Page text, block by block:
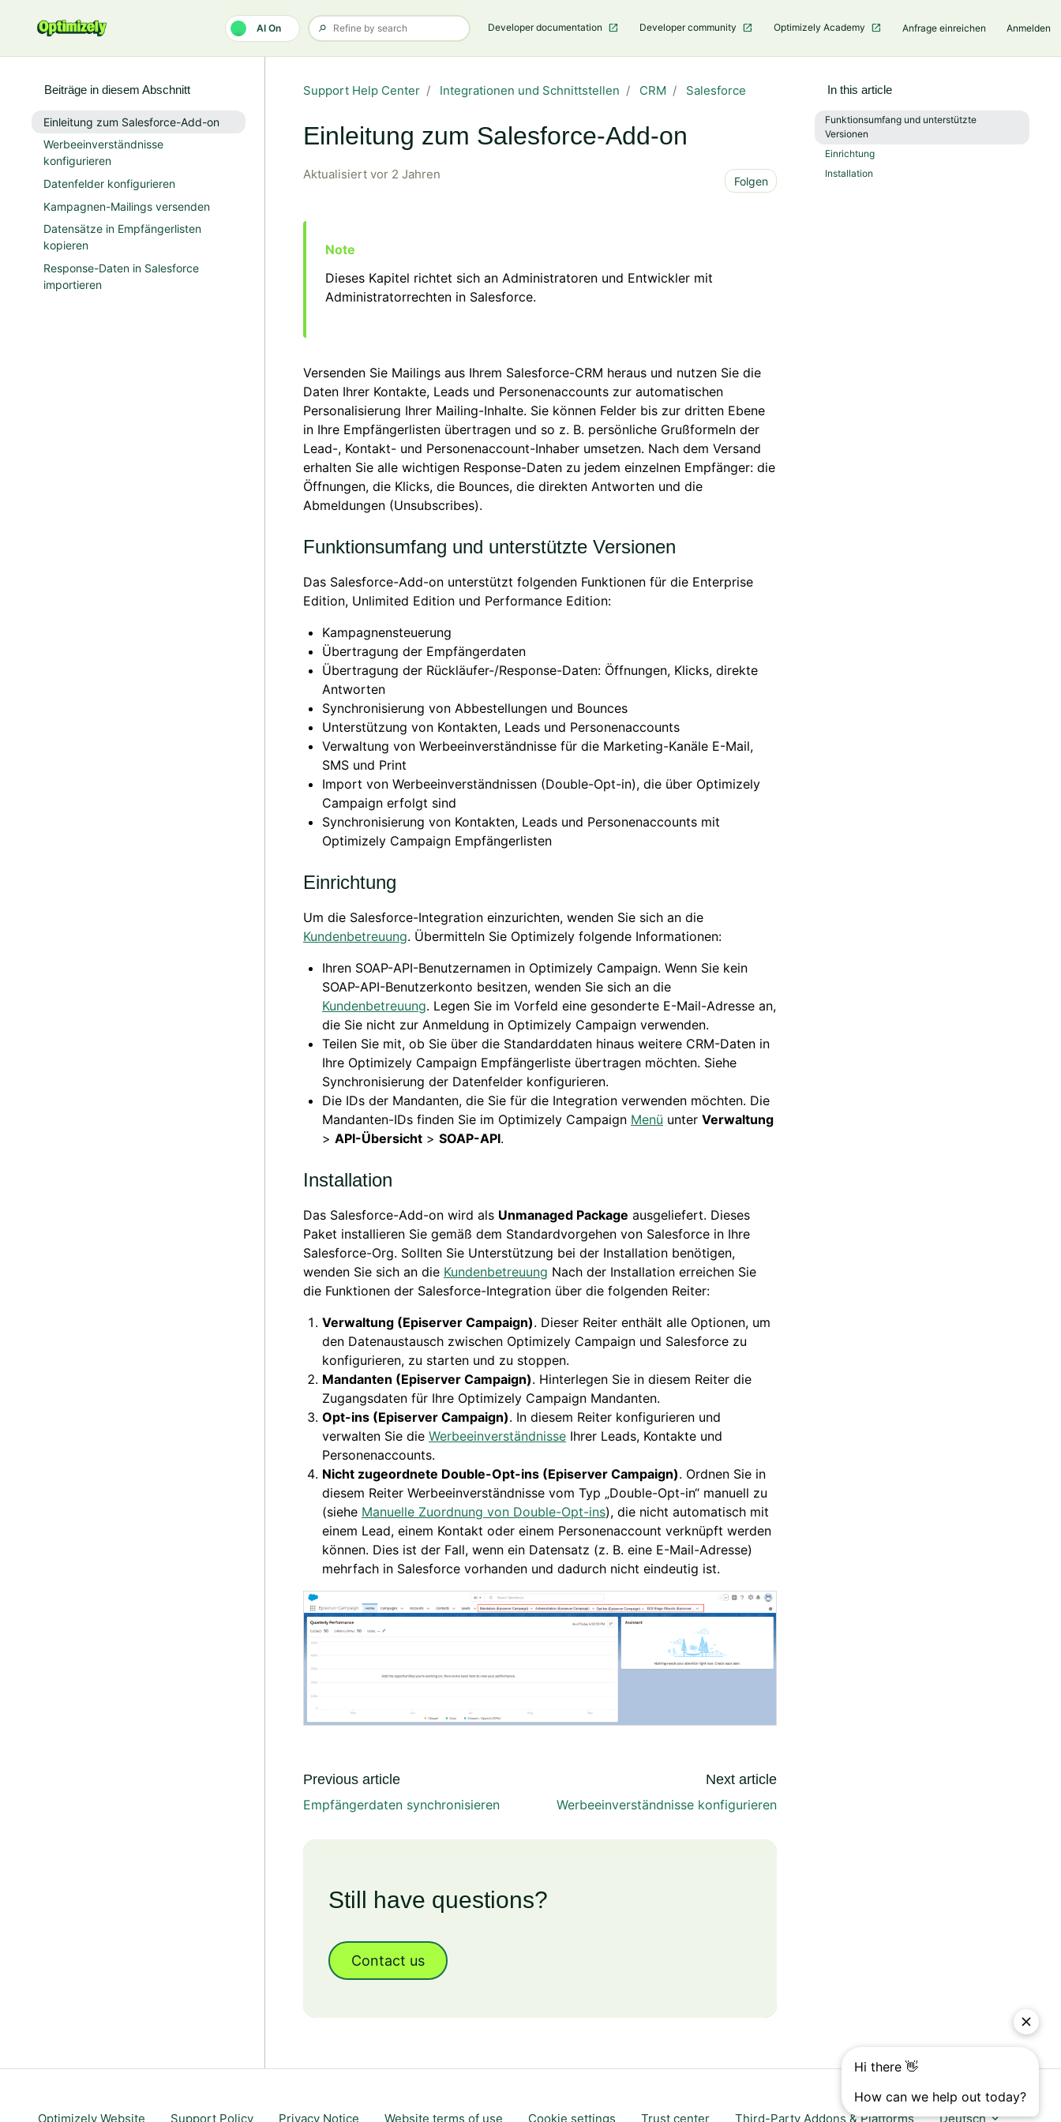
AI On Developer documentation Developer community Optimizely Academy Anfrage einreichen Anmelden
Support Help Center Integrationen und Schnittstellen CRM Salesforce
Einleitung zum Salesforce-Add-on
Aktualisiert vor 2 Jahren Folgen Noch niemand folgt
Dieses Kapitel richtet sich an Administratoren und Entwickler mit
Administratorrechten in Salesforce.
Versenden Sie Mailings aus Ihrem Salesforce-CRM heraus und nutzen Sie die
Daten Ihrer Kontakte, Leads und Personenaccounts zur automatischen
Personalisierung Ihrer Mailing-Inhalte. Sie können Felder bis zur dritten Ebene
in Ihre Empfängerlisten übertragen und so z. B. persönliche Grußformeln der
Lead-, Kontakt- und Personenaccount-Inhaber umsetzen. Nach dem Versand
erhalten Sie alle wichtigen Response-Daten zu jedem einzelnen Empfänger: die
Öffnungen, die Klicks, die Bounces, die direkten Antworten und die
Abmeldungen (Unsubscribes).
Funktionsumfang und unterstützte Versionen
Das Salesforce-Add-on unterstützt folgenden Funktionen für die Enterprise
Edition, Unlimited Edition und Performance Edition:
Kampagnensteuerung
Übertragung der Empfängerdaten
Übertragung der Rückläufer-/Response-Daten: Öffnungen, Klicks, direkte
Antworten
Synchronisierung von Abbestellungen und Bounces
Unterstützung von Kontakten, Leads und Personenaccounts
Verwaltung von Werbeeinverständnisse für die Marketing-Kanäle E-Mail,
SMS und Print
Import von Werbeeinverständnissen (Double-Opt-in), die über Optimizely
Campaign erfolgt sind
Synchronisierung von Kontakten, Leads und Personenaccounts mit
Optimizely Campaign Empfängerlisten
Einrichtung
Um die Salesforce-Integration einzurichten, wenden Sie sich an die
Kundenbetreuung. Übermitteln Sie Optimizely folgende Informationen:
Ihren SOAP-API-Benutzernamen in Optimizely Campaign. Wenn Sie kein
SOAP-API-Benutzerkonto besitzen, wenden Sie sich an die
Kundenbetreuung. Legen Sie im Vorfeld eine gesonderte E-Mail-Adresse an,
die Sie nicht zur Anmeldung in Optimizely Campaign verwenden.
Teilen Sie mit, ob Sie über die Standarddaten hinaus weitere CRM-Daten in
Ihre Optimizely Campaign Empfängerliste übertragen möchten. Siehe
Synchronisierung der Datenfelder konfigurieren.
Die IDs der Mandanten, die Sie für die Integration verwenden möchten. Die
Mandanten-IDs finden Sie im Optimizely Campaign Menü unter Verwaltung
> API-Übersicht > SOAP-API.
Installation
Das Salesforce-Add-on wird als Unmanaged Package ausgeliefert. Dieses
Paket installieren Sie gemäß dem Standardvorgehen von Salesforce in Ihre
Salesforce-Org. Sollten Sie Unterstützung bei der Installation benötigen,
wenden Sie sich an die Kundenbetreuung Nach der Installation erreichen Sie
die Funktionen der Salesforce-Integration über die folgenden Reiter:
Verwaltung (Episerver Campaign). Dieser Reiter enthält alle Optionen, um
den Datenaustausch zwischen Optimizely Campaign und Salesforce zu
konfigurieren, zu starten und zu stoppen.
Mandanten (Episerver Campaign). Hinterlegen Sie in diesem Reiter die
Zugangsdaten für Ihre Optimizely Campaign Mandanten.
Opt-ins (Episerver Campaign). In diesem Reiter konfigurieren und
verwalten Sie die Werbeeinverständnisse Ihrer Leads, Kontakte und
Personenaccounts.
Nicht zugeordnete Double-Opt-ins (Episerver Campaign). Ordnen Sie in
diesem Reiter Werbeeinverständnisse vom Typ „Double-Opt-in“ manuell zu
(siehe Manuelle Zuordnung von Double-Opt-ins), die nicht automatisch mit
einem Lead, einem Kontakt oder einem Personenaccount verknüpft werden
können. Dies ist der Fall, wenn ein Datensatz (z. B. eine E-Mail-Adresse)
mehrfach in Salesforce vorhanden und dadurch nicht eindeutig ist.
Previous article
Empfängerdaten synchronisieren
Next article
Werbeeinverständnisse konfigurieren
Still have questions?
Contact us
Beiträge in diesem Abschnitt
Einleitung zum Salesforce-Add-on
Werbeeinverständnisse
konfigurieren
Datenfelder konfigurieren
Kampagnen-Mailings versenden
Datensätze in Empfängerlisten
kopieren
Response-Daten in Salesforce
importieren
In this article
Funktionsumfang und unterstützte
Versionen
Einrichtung
Installation
Optimizely Website Support Policy Privacy Notice Website terms of use Cookie settings Trust center Third-Party Addons & Platforms Deutsch